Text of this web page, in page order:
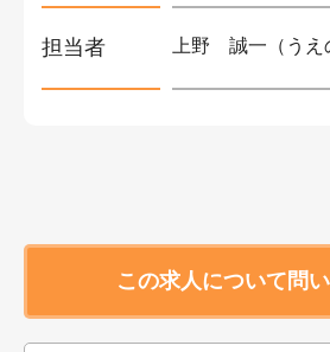
担当者 上野 誠一（うえ
この求人について問